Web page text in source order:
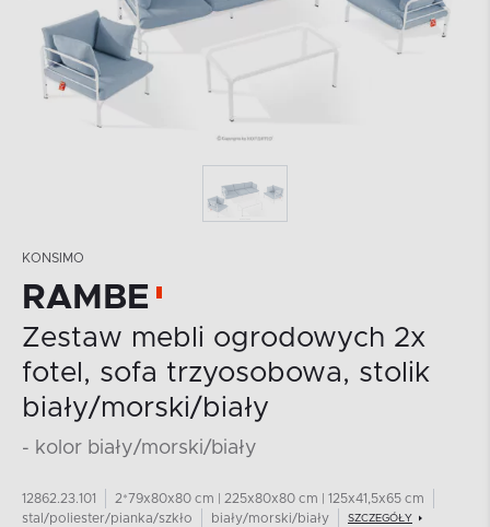
KONSIMO
RAMBE
Zestaw mebli ogrodowych 2x
fotel, sofa trzyosobowa, stolik
biały/morski/biały
- kolor biały/morski/biały
12862.23.101
2*79x80x80 cm | 225x80x80 cm | 125x41,5x65 cm
stal/poliester/pianka/szkło
biały/morski/biały SZCZEGÓŁY